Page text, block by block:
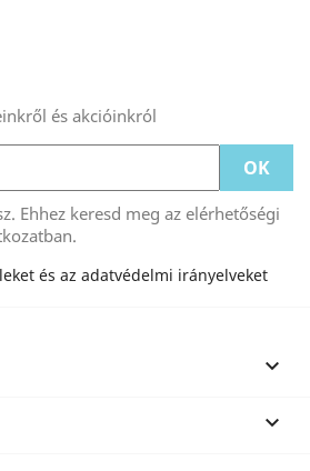
és akcióinkról
Ehhez keresd meg az elérhetőségi
és az adatvédelmi irányelveket

